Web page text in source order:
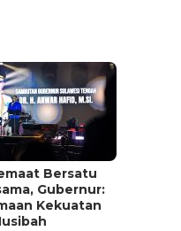
Bersatu
Gubernur:
Kekuatan